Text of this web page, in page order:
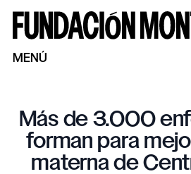
MENÚ
Más de 3.000
forman para
materna de